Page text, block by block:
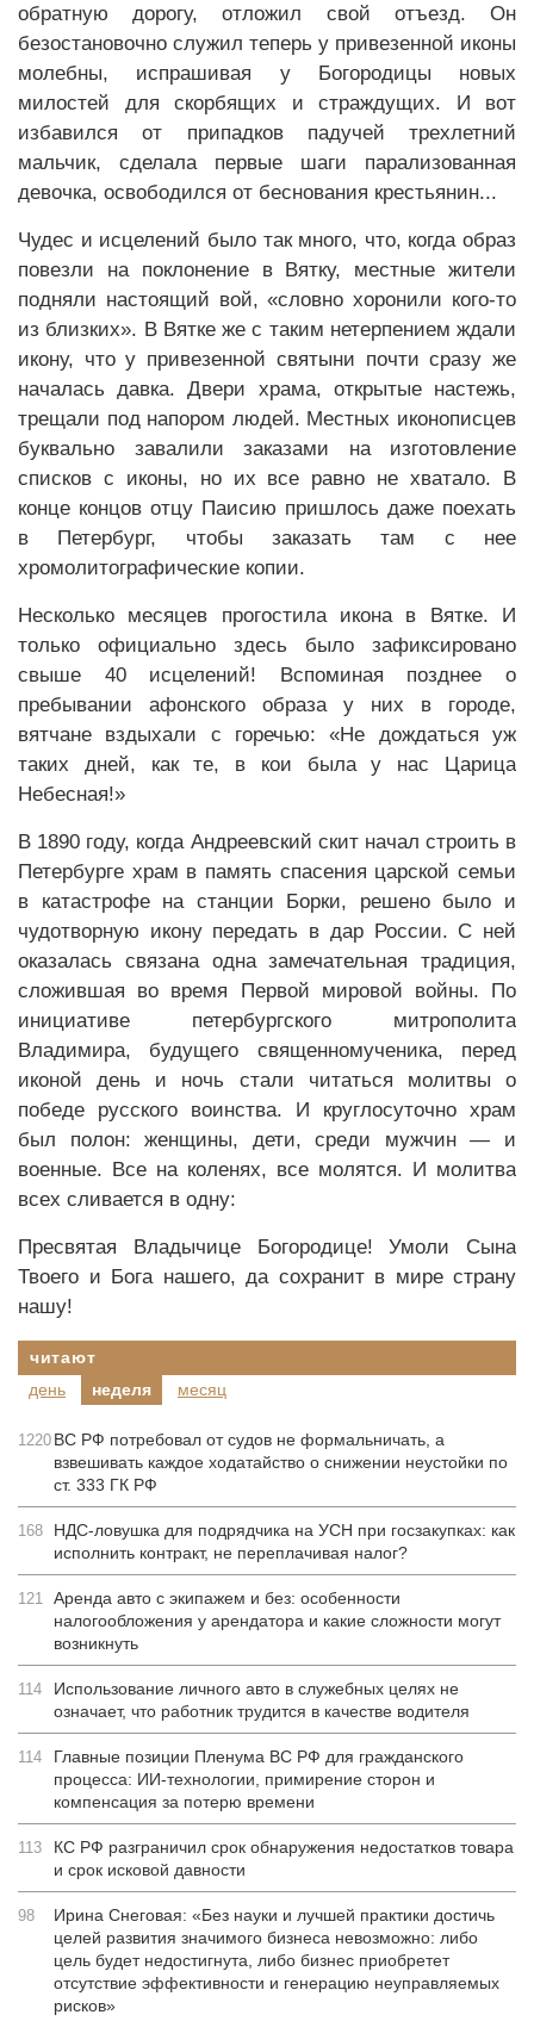
обратную дорогу, отложил свой отъезд. Он
безостановочно служил теперь у привезенной иконы
молебны, испрашивая у Богородицы новых
милостей для скорбящих и страждущих. И вот
избавился от припадков падучей трехлетний
мальчик, сделала первые шаги парализованная
девочка, освободился от беснования крестьянин...
Чудес и исцелений было так много, что, когда образ
повезли на поклонение в Вятку, местные жители
подняли настоящий вой, «словно хоронили кого-то
из близких». В Вятке же с таким нетерпением ждали
икону, что у привезенной святыни почти сразу же
началась давка. Двери храма, открытые настежь,
трещали под напором людей. Местных иконописцев
буквально завалили заказами на изготовление
списков с иконы, но их все равно не хватало. В
конце концов отцу Паисию пришлось даже поехать
в Петербург, чтобы заказать там с нее
хромолитографические копии.
Несколько месяцев прогостила икона в Вятке. И
только официально здесь было зафиксировано
свыше 40 исцелений! Вспоминая позднее о
пребывании афонского образа у них в городе,
вятчане вздыхали с горечью: «Не дождаться уж
таких дней, как те, в кои была у нас Царица
Небесная!»
В 1890 году, когда Андреевский скит начал строить в
Петербурге храм в память спасения царской семьи
в катастрофе на станции Борки, решено было и
чудотворную икону передать в дар России. С ней
оказалась связана одна замечательная традиция,
сложившая во время Первой мировой войны. По
инициативе петербургского митрополита
Владимира, будущего священномученика, перед
иконой день и ночь стали читаться молитвы о
победе русского воинства. И круглосуточно храм
был полон: женщины, дети, среди мужчин — и
военные. Все на коленях, все молятся. И молитва
всех сливается в одну:
Пресвятая Владычице Богородице! Умоли Сына
Твоего и Бога нашего, да сохранит в мире страну
нашу!
читают
день
неделя месяц
1220 ВС РФ потребовал от судов не формальничать, а
взвешивать каждое ходатайство о снижении неустойки по
ст. 333 ГК РФ
168
НДС-ловушка для подрядчика на УСН при госзакупках: как
исполнить контракт, не переплачивая налог?
121 Аренда авто с экипажем и без: особенности
налогообложения у арендатора и какие сложности могут
возникнуть
114
Использование личного авто в служебных целях не
означает, что работник трудится в качестве водителя
114
Главные позиции Пленума ВС РФ для гражданского
процесса: ИИ-технологии, примирение сторон и
компенсация за потерю времени
113
КС РФ разграничил срок обнаружения недостатков товара
и срок исковой давности
98
Ирина Снеговая: «Без науки и лучшей практики достичь
целей развития значимого бизнеса невозможно: либо
цель будет недостигнута, либо бизнес приобретет
отсутствие эффективности и генерацию неуправляемых
рисков»